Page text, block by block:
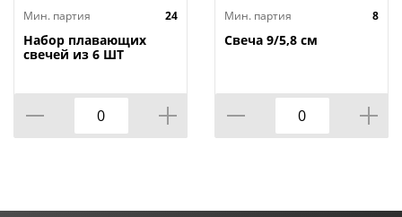
Мин. партия
24
Набор плавающих
свечей из 6 ШТ
Мин. партия
8
Свеча 9/5,8 см